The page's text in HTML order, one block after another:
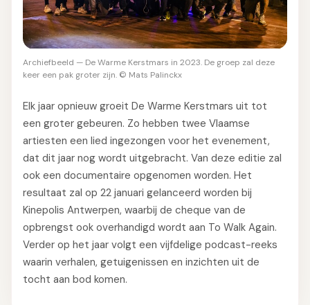
Archiefbeeld — De Warme Kerstmars in 2023. De groep zal deze
keer een pak groter zijn. © Mats Palinckx
Elk jaar opnieuw groeit De Warme Kerstmars uit tot
een groter gebeuren. Zo hebben twee Vlaamse
artiesten een lied ingezongen voor het evenement,
dat dit jaar nog wordt uitgebracht. Van deze editie zal
ook een documentaire opgenomen worden. Het
resultaat zal op 22 januari gelanceerd worden bij
Kinepolis Antwerpen, waarbij de cheque van de
opbrengst ook overhandigd wordt aan To Walk Again.
Verder op het jaar volgt een vijfdelige podcast-reeks
waarin verhalen, getuigenissen en inzichten uit de
tocht aan bod komen.